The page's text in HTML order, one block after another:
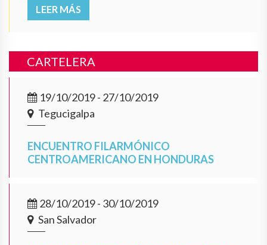
LEER MÁS
CARTELERA
19/10/2019 - 27/10/2019
Tegucigalpa
ENCUENTRO FILARMÓNICO
CENTROAMERICANO EN HONDURAS
28/10/2019 - 30/10/2019
San Salvador